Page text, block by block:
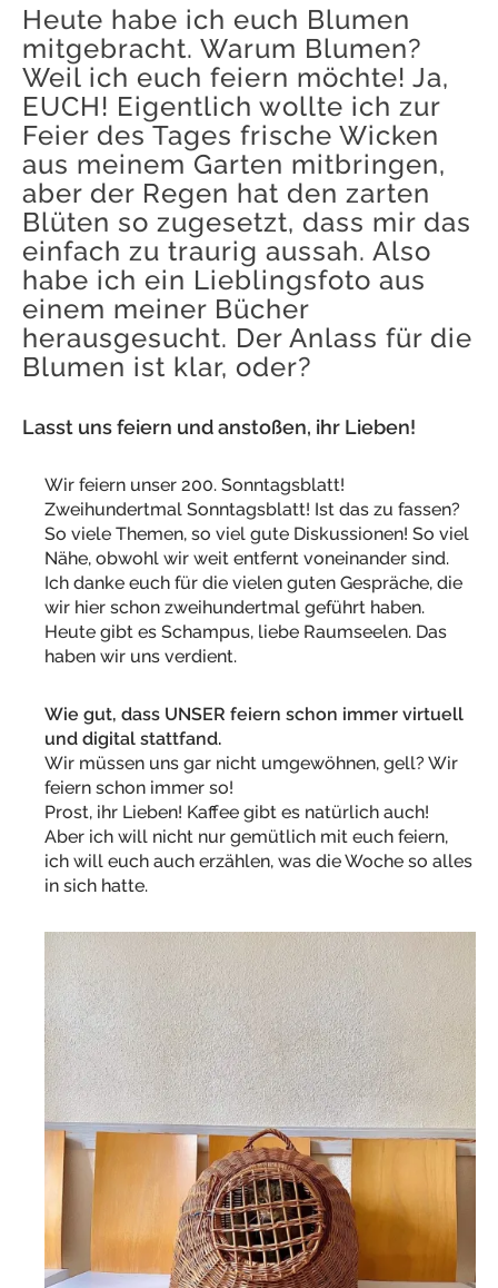
Heute habe ich euch Blumen
mitgebracht. Warum Blumen?
Weil ich euch feiern möchte! Ja,
EUCH! Eigentlich wollte ich zur
Feier des Tages frische Wicken
aus meinem Garten mitbringen,
aber der Regen hat den zarten
Blüten so zugesetzt, dass mir das
einfach zu traurig aussah. Also
habe ich ein Lieblingsfoto aus
einem meiner Bücher
herausgesucht. Der Anlass für die
Blumen ist klar, oder?
Lasst uns feiern und anstoßen, ihr Lieben!
Wir feiern unser 200. Sonntagsblatt!
Zweihundertmal Sonntagsblatt! Ist das zu fassen?
So viele Themen, so viel gute Diskussionen! So viel
Nähe, obwohl wir weit entfernt voneinander sind.
Ich danke euch für die vielen guten Gespräche, die
wir hier schon zweihundertmal geführt haben.
Heute gibt es Schampus, liebe Raumseelen. Das
haben wir uns verdient.
Wie gut, dass UNSER feiern schon immer virtuell
und digital stattfand.
Wir müssen uns gar nicht umgewöhnen, gell? Wir
feiern schon immer so!
Prost, ihr Lieben! Kaffee gibt es natürlich auch!
Aber ich will nicht nur gemütlich mit euch feiern,
ich will euch auch erzählen, was die Woche so alles
in sich hatte.